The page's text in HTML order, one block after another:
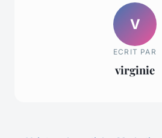
V
ECRIT PAR
virginie